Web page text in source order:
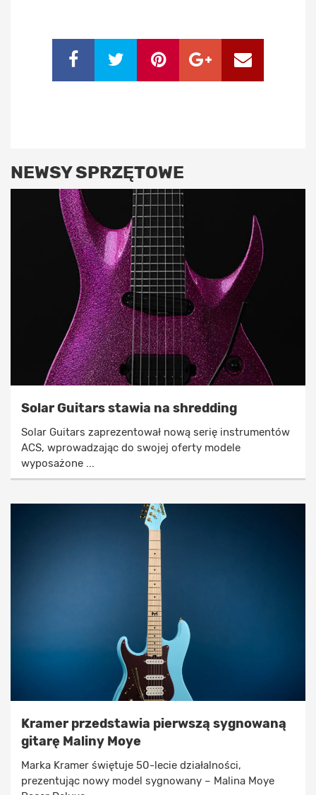
NEWSY SPRZĘTOWE
Solar Guitars stawia na shredding
Solar Guitars zaprezentował nową serię instrumentów
ACS, wprowadzając do swojej oferty modele
wyposażone ...
Kramer przedstawia pierwszą sygnowaną
gitarę Maliny Moye
Marka Kramer świętuje 50-lecie działalności,
prezentując nowy model sygnowany – Malina Moye